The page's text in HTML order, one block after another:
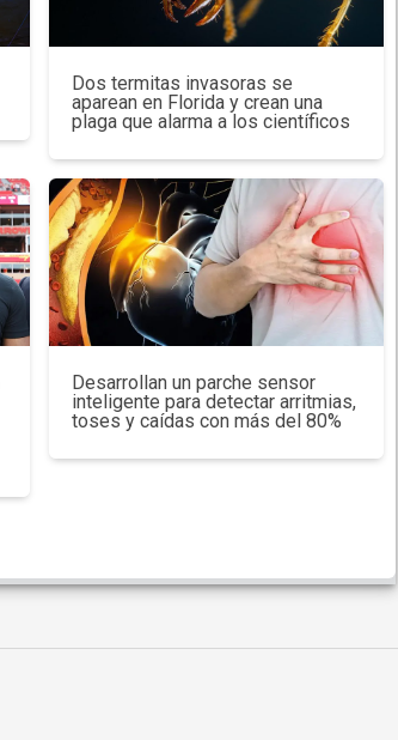
Dos termitas invasoras se
aparean en Florida y crean una
plaga que alarma a los científicos
Desarrollan un parche sensor
inteligente para detectar arritmias,
toses y caídas con más del 80%